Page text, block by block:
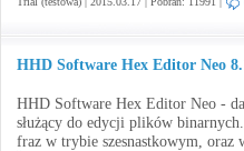
HHD Software Hex Editor Neo
HHD Software Hex Editor Neo -
służący do edycji plików
fraz w trybie szesnastkowym, oraz